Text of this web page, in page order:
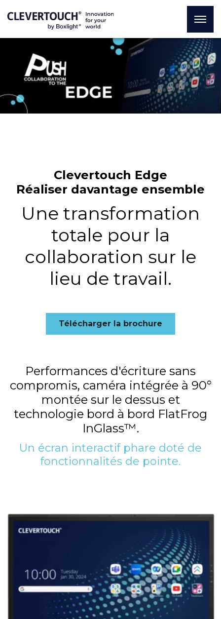
Clevertouch Edge
Réaliser davantage ensemble
Une transformation
totale pour la
collaboration sur le
lieu de travail.
Télécharger la brochure
Performances d'écriture sans
compromis, caméra intégrée à 90°
montée sur le dessus et
technologie bord à bord FlatFrog
InGlass™.
Un écran interactif phare doté de
fonctionnalités de pointe.